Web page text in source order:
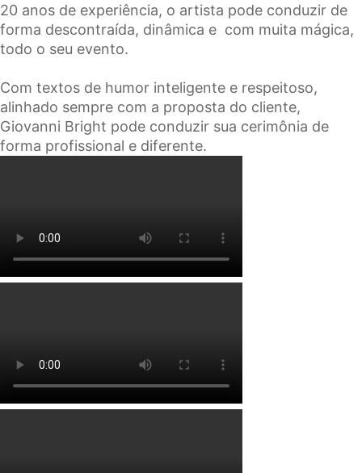
20 anos de experiência, o artista pode conduzir de
forma descontraída, dinâmica e com muita mágica,
todo o seu evento.
Com textos de humor inteligente e respeitoso,
alinhado sempre com a proposta do cliente,
Giovanni Bright pode conduzir sua cerimônia de
forma profissional e diferente.